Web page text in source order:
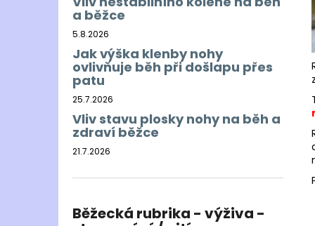
a běžce
5.8.2026
Jak výška klenby nohy
ovlivňuje běh při došlapu přes
patu
25.7.2026
Vliv stavu plosky nohy na běh a
zdraví běžce
21.7.2026
Běžecká rubrika - výživa -